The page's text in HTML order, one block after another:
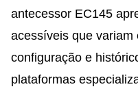
antecessor EC145
acessíveis que variam
configuração e
plataformas